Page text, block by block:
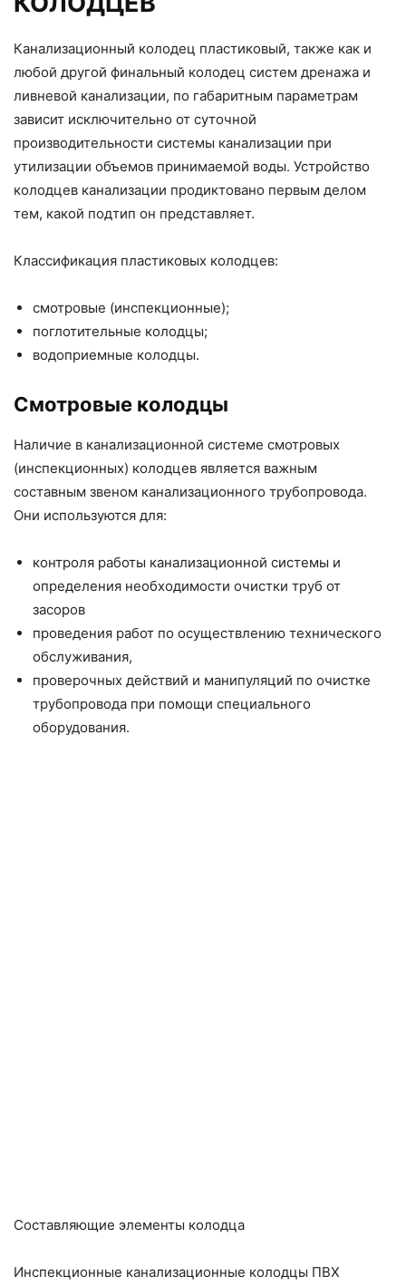
Канализационный колодец пластиковый, также как и
любой другой финальный колодец систем дренажа и
ливневой канализации, по габаритным параметрам
зависит исключительно от суточной
производительности системы канализации при
утилизации объемов принимаемой воды. Устройство
колодцев канализации продиктовано первым делом
тем, какой подтип он представляет.
Классификация пластиковых колодцев:
смотровые (инспекционные);
поглотительные колодцы;
водоприемные колодцы.
Смотровые колодцы
Наличие в канализационной системе смотровых
(инспекционных) колодцев является важным
составным звеном канализационного трубопровода.
Они используются для:
контроля работы канализационной системы и
определения необходимости очистки труб от
засоров
проведения работ по осуществлению технического
обслуживания,
проверочных действий и манипуляций по очистке
трубопровода при помощи специального
оборудования.
Составляющие элементы колодца
Инспекционные канализационные колодцы ПВХ